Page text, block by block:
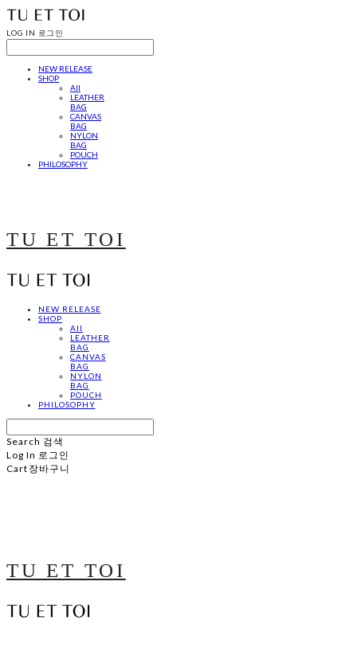
LOG IN 로그인
NEW RELEASE
SHOP
All
LEATHER
BAG
CANVAS
BAG
NYLON
BAG
POUCH
PHILOSOPHY
TU ET TOI
NEW RELEASE
SHOP
All
LEATHER
BAG
CANVAS
BAG
NYLON
BAG
POUCH
PHILOSOPHY
Search 검색
Log In 로그인
Cart 장바구니
TU ET TOI